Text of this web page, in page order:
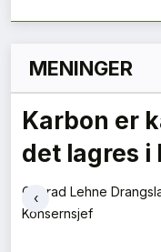
MENINGER
Karbon er
det lagres i
Conrad Lehne
Konsernsjef
‹